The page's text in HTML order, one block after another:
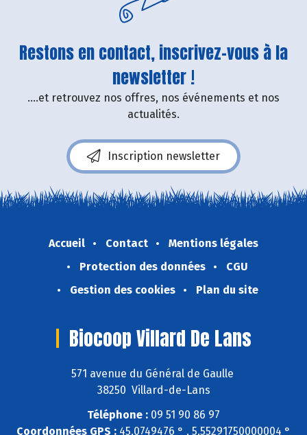
Restons en contact, inscrivez-vous à la
newsletter !
....et retrouvez nos offres, nos événements et nos
actualités.
Inscription newsletter
Accueil Contact
Mentions légales
Protection des données
CGU
Gestion des cookies
Plan du site
Biocoop Villard De Lans
571 avenue du Général de Gaulle
38250 Villard-de-Lans
Téléphone : 09 51 90 86 97
Coordonnées GPS : 45,0749476 ° , 5,55291750000004 °